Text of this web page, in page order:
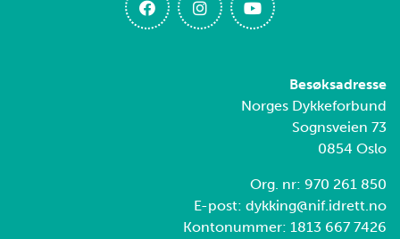
Besøksadresse
Norges Dykkeforbund
Sognsveien 73
0854 Oslo
Org. nr: 970 261 850
E-post: dykking@nif.idrett.no
Kontonummer: 1813 667 7426